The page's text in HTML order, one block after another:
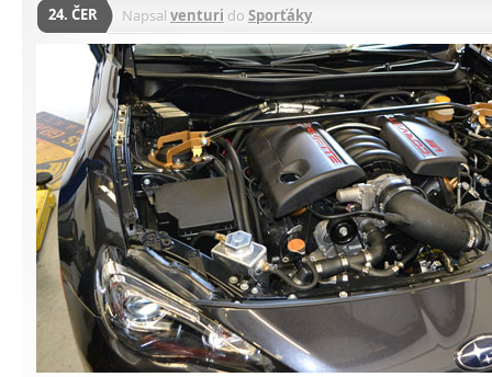
24. ČER Napsal venturi do Sporťáky